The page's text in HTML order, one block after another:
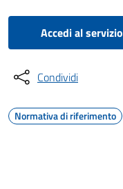
Accedi al servizio
Condividi
Normativa di riferimento